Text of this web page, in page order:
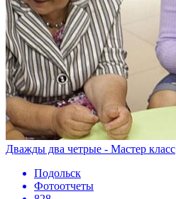
Дважды два четрые - Мастер класс
Подольск
Фотоотчеты